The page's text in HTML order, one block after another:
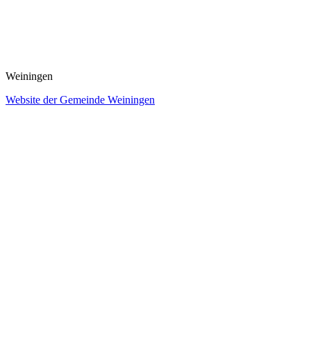
Weiningen
Website der Gemeinde Weiningen